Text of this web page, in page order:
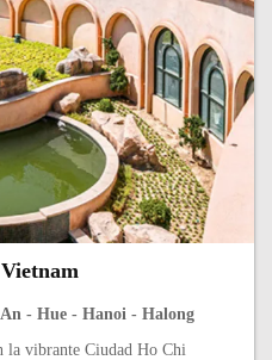
- Hue - Hanoi - Halong
la vibrante Ciudad Ho Chi